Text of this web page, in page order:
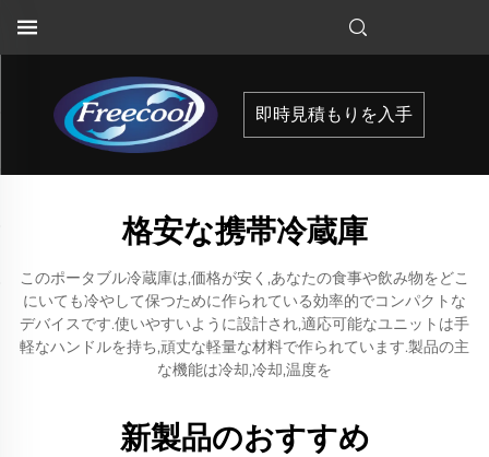
即時見積もりを入手
格安な携帯冷蔵庫
このポータブル冷蔵庫は,価格が安く,あなたの食事や飲み物をどこ
にいても冷やして保つために作られている効率的でコンパクトな
デバイスです.使いやすいように設計され,適応可能なユニットは手
軽なハンドルを持ち,頑丈な軽量な材料で作られています.製品の主
な機能は冷却,冷却,温度を
新製品のおすすめ